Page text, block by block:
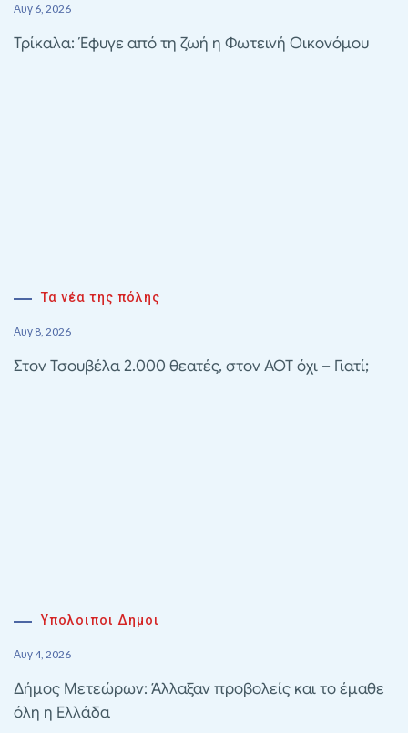
Αυγ 6, 2026
Τρίκαλα: Έφυγε από τη ζωή η Φωτεινή Οικονόμου
Τα νέα της πόλης
Αυγ 8, 2026
Στον Τσουβέλα 2.000 θεατές, στον ΑΟΤ όχι – Γιατί;
Υπολοιποι Δημοι
Αυγ 4, 2026
Δήμος Μετεώρων: Άλλαξαν προβολείς και το έμαθε
όλη η Ελλάδα